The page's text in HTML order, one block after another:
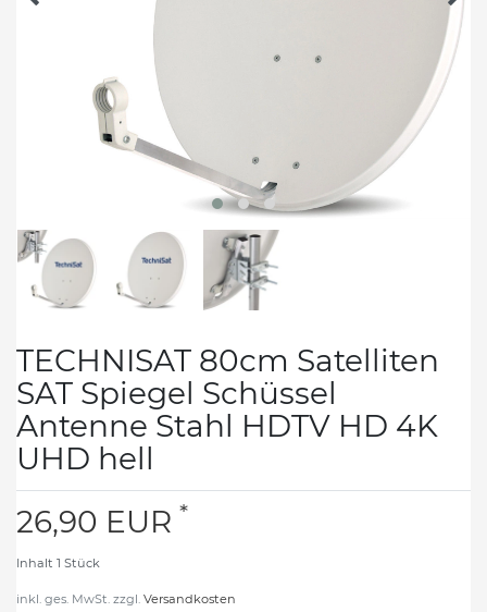
TECHNISAT 80cm Satelliten
SAT Spiegel Schüssel
Antenne Stahl HDTV HD 4K
UHD hell
26,90 EUR *
Inhalt 1 Stück
inkl. ges. MwSt. zzgl. Versandkosten